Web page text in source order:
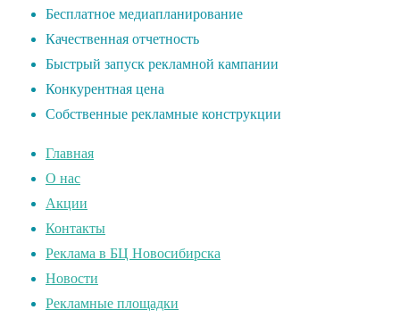
Бесплатное медиапланирование
Качественная отчетность
Быстрый запуск рекламной кампании
Конкурентная цена
Собственные рекламные конструкции
Главная
О нас
Акции
Контакты
Реклама в БЦ Новосибирска
Новости
Рекламные площадки